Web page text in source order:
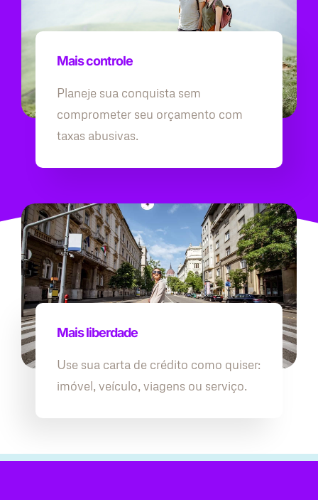
Mais controle
Planeje sua conquista sem
comprometer seu orçamento com
taxas abusivas.
Mais liberdade
Use sua carta de crédito como quiser:
imóvel, veículo, viagens ou serviço.